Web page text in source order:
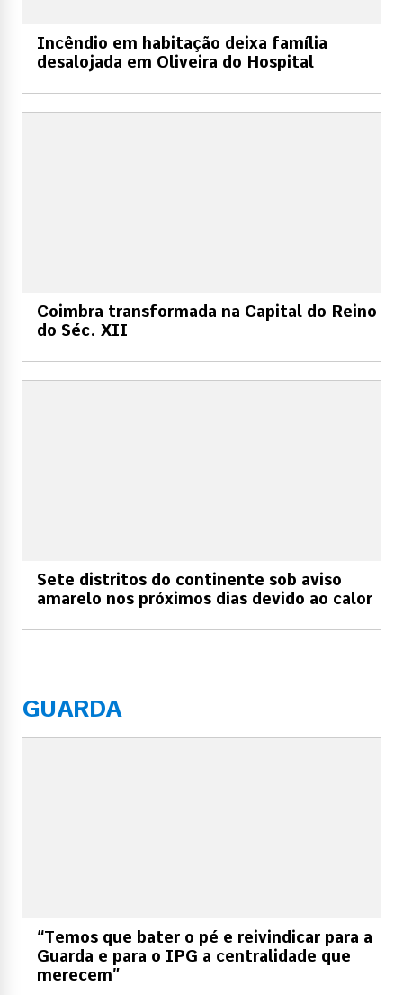
Incêndio em habitação deixa família
desalojada em Oliveira do Hospital
Coimbra transformada na Capital do Reino
do Séc. XII
Sete distritos do continente sob aviso
amarelo nos próximos dias devido ao calor
GUARDA
“Temos que bater o pé e reivindicar para a
Guarda e para o IPG a centralidade que
merecem”